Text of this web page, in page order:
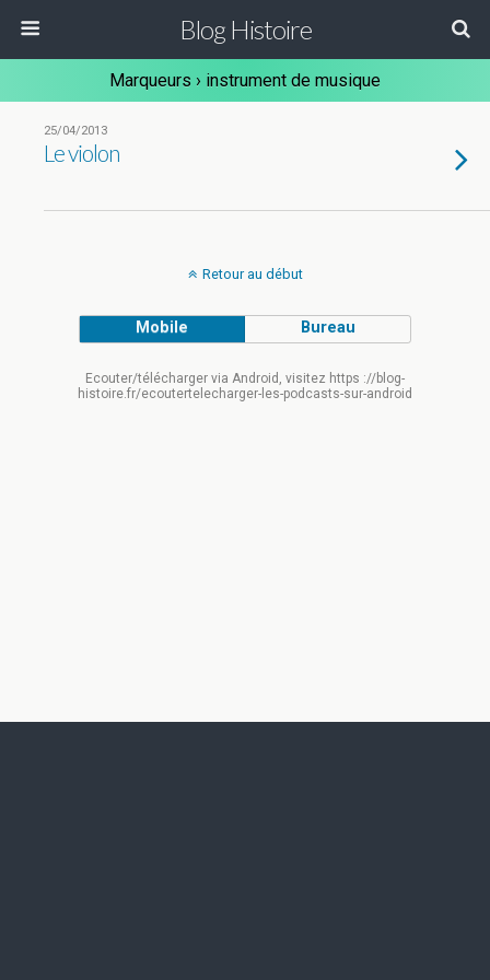
Blog Histoire
Marqueurs › instrument de musique
25/04/2013
Le violon
Retour au début
Mobile Bureau
Ecouter/télécharger via Android, visitez https ://blog-
histoire.fr/ecoutertelecharger-les-podcasts-sur-android